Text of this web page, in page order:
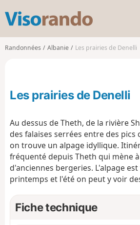
s
o
o
Randonnées Albanie Les prairies de Denelli
Les prairies de Denelli
Au dessus de Theth, de la rivière
des falaises serrées entre des pics
on trouve un alpage idyllique.
fréquenté depuis Theth qui mène
d'anciennes bergeries. L'alpage
printemps et l'été on peut y voir
Fiche technique